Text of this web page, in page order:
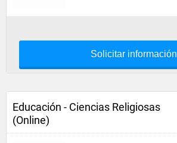
Solicitar información
Educación - Ciencias Religiosas
(Online)